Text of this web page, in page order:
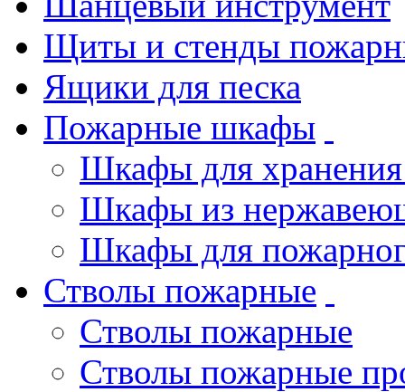
Щиты и стенды
Ящики для песка
Пожарные шкафы
Шкафы для хранения
Шкафы из
Шкафы для
Стволы пожарные
Стволы пожарные
Стволы пожарные